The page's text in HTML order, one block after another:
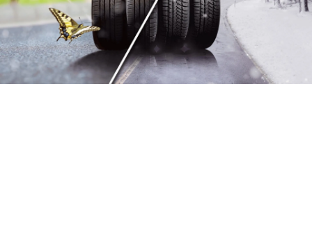
Bestel voordelig all season banden
Gratis bezorgd of montage bij jou in de buurt
Seizoen:
Merken: